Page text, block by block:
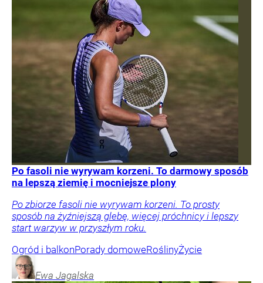
Po fasoli nie wyrywam korzeni. To darmowy sposób
na lepszą ziemię i mocniejsze plony
Po zbiorze fasoli nie wyrywam korzeni. To prosty
sposób na żyźniejszą glebę, więcej próchnicy i lepszy
start warzyw w przyszłym roku.
Ogród i balkonPorady domoweRoślinyŻycie
Ewa Jagalska